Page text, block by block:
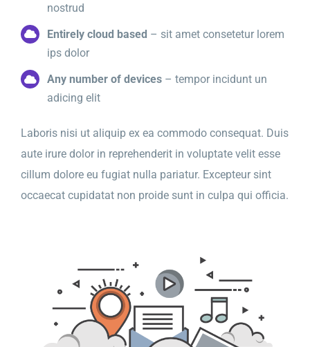
nostrud
Entirely cloud based – sit amet consetetur lorem
ips dolor
Any number of devices – tempor incidunt un
adicing elit
Laboris nisi ut aliquip ex ea commodo consequat. Duis
aute irure dolor in reprehenderit in voluptate velit esse
cillum dolore eu fugiat nulla pariatur. Excepteur sint
occaecat cupidatat non proide sunt in culpa qui officia.